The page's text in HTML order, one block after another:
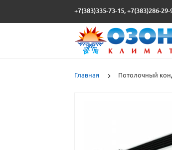
+7(383)335-73-15, +7(383)286-29-
Главная Потолочный